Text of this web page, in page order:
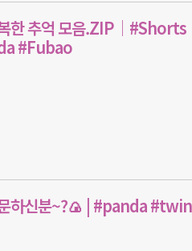
한 추억 모음.ZIP│#Shorts
#Fubao
하신분~?🍙 | #panda